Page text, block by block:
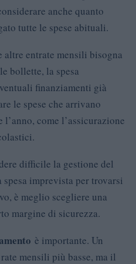
anche quanto
tutte le spese abituali.
entrate mensili bisogna
bollette, la spesa
finanziamenti già
le spese che arrivano
come l’assicurazione
difficile la gestione del
imprevista per trovarsi
è meglio scegliere una
margine di sicurezza.
è importante. Un
mensili più basse, ma il